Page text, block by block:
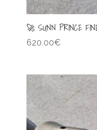
🚀 SUNN PRINCE
620.00€